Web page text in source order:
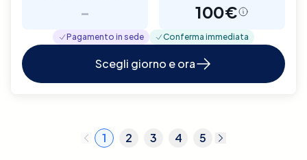
- 100€
Pagamento in sede Conferma immediata
Scegli giorno e ora
1 2 3 4 5